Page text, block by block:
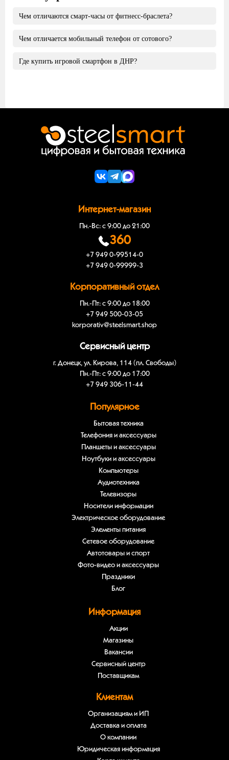
Чем отличаются смарт-часы от фитнесс-браслета?
Основной функционал у данных гаджетов находится на
более удобном дизайне для занятий спортом и наличием
Чем отличается мобильный телефон от сотового?
Никакого отличия нет, мобильный и сотовый телефон это
Где купить игровой смартфон в ДНР?
SteelSmart. Компания предлагает лучшие условия,
Интернет-магазин
Пн.-Вс: с 9:00 до 21:00
360
+7 949 0-99514-0
+7 949 0-99999-3
Корпоративный отдел
Пн.-Пт: с 9:00 до 18:00
+7 949 500-03-05
korporativ@steelsmart.shop
Сервисный центр
г. Донецк, ул. Кирова, 114 (пл. Свободы)
Пн.-Пт: с 9:00 до 17:00
+7 949 306-11-44
Популярное
Бытовая техника
Телефония и аксессуары
Планшеты и аксессуары
Ноутбуки и аксессуары
Компьютеры
Аудиотехника
Телевизоры
Носители информации
Электрическое оборудование
Элементы питания
Сетевое оборудование
Автотовары и спорт
Фото-видео и аксессуары
Праздники
Блог
Информация
Акции
Магазины
Вакансии
Сервисный центр
Поставщикам
Клиентам
Организациям и ИП
Доставка и оплата
О компании
Юридическая информация